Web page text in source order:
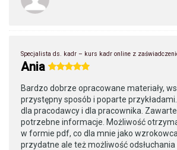
Specjalista ds. kadr – kurs kadr online z
Ania
Bardzo dobrze opracowane materiały,
przystępny sposób i poparte
dla pracodawcy i dla pracownika.
potrzebne informacje. Możliwość
w formie pdf, co dla mnie jako
przydatne ale też możliwość